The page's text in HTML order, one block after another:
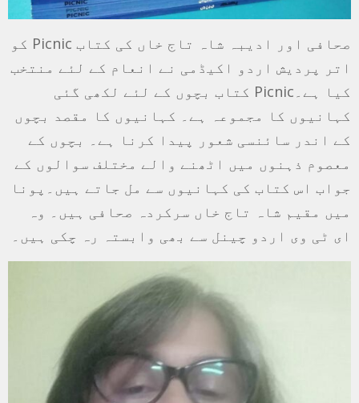
صحافی اور ادیبہ شاہ تاج خاں کی کتاب Picnic کو
اتر پردیش اردو اکیڈمی نے انعام کے لئے منتخب
کیا ہے۔Picnic کتاب بچوں کے لئے لکھی گئی
کہانیوں کا مجموعہ ہے۔ کہانیوں کا مقصد بچوں
کے اندر سائنسی شعور پیدا کرنا ہے۔ بچوں کے
معصوم ذہنوں میں اٹھنے والے مختلف سوالوں کے
جواب اس کتاب کی کہانیوں سے مل جاتے ہیں۔پونا
میں مقیم شاہ تاج خاں سرکردہ صحافی ہیں۔ وہ
ای ٹی وی اردو چینل سے بھی وابستہ رہ چکی ہیں۔